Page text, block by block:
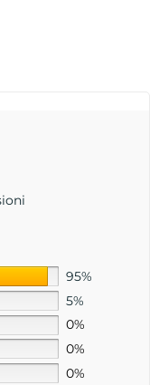
95%
5%
0%
0%
0%